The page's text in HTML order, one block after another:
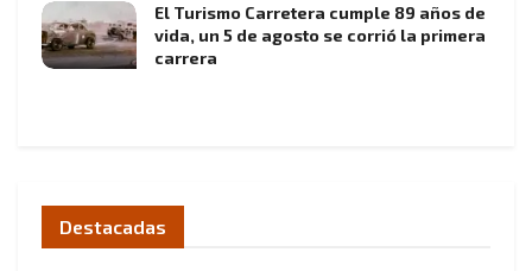
El Turismo Carretera cumple 89 años de
vida, un 5 de agosto se corrió la primera
carrera
Destacadas